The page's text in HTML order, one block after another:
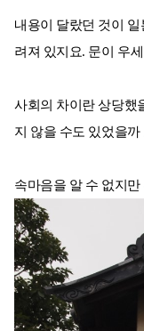
내용이 달랐던 것이
려져 있지요. 문이 우
사회의 차이란 상당했
지 않을 수도 있었을까
속마음을 알 수 없지